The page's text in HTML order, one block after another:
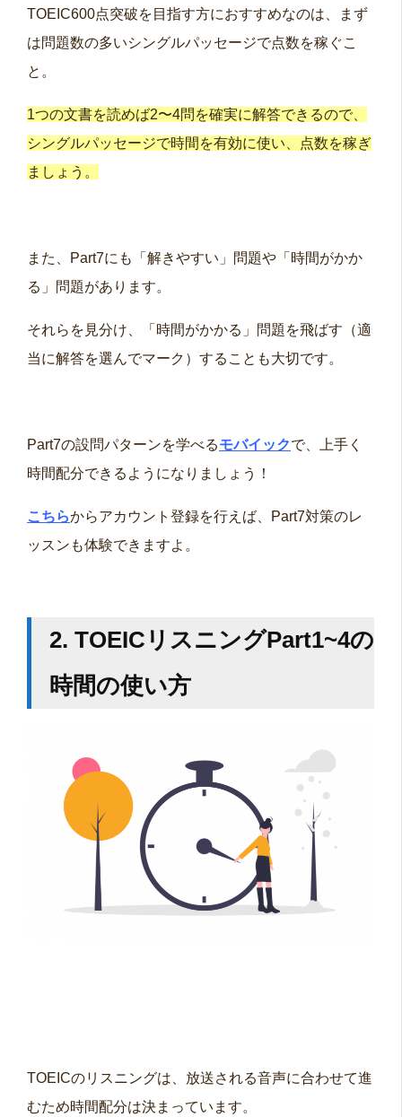
TOEIC600点突破を目指す方におすすめなのは、まず
は問題数の多いシングルパッセージで点数を稼ぐこ
と。
1つの文書を読めば2〜4問を確実に解答できるので、
シングルパッセージで時間を有効に使い、点数を稼ぎ
ましょう。
また、Part7にも「解きやすい」問題や「時間がかか
る」問題があります。
それらを見分け、「時間がかかる」問題を飛ばす（適
当に解答を選んでマーク）することも大切です。
Part7の設問パターンを学べるモバイックで、上手く
時間配分できるようになりましょう！
こちらからアカウント登録を行えば、Part7対策のレ
ッスンも体験できますよ。
2. TOEICリスニングPart1~4の
時間の使い方
TOEICのリスニングは、放送される音声に合わせて進
むため時間配分は決まっています。